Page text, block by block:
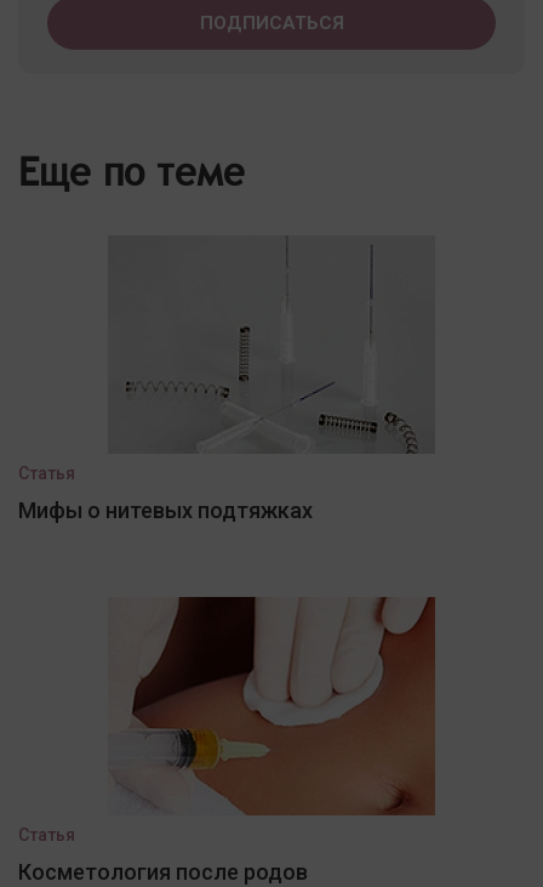
Еще по теме
Статья
Мифы о нитевых подтяжках
Статья
Косметология после родов